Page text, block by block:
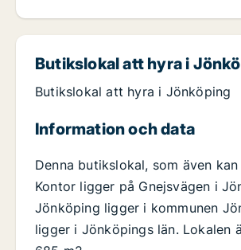
Butikslokal att hyra i
Butikslokal att hyra i Jönköping
Information och data
Denna butikslokal, som även
Kontor ligger på Gnejsvägen i
Jönköping ligger i kommunen
ligger i Jönköpings län. Lokalen